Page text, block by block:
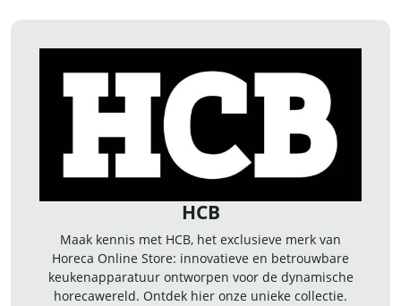
HCB
Maak kennis met HCB, het exclusieve merk van
Horeca Online Store: innovatieve en betrouwbare
keukenapparatuur ontworpen voor de dynamische
horecawereld. Ontdek hier onze unieke collectie.